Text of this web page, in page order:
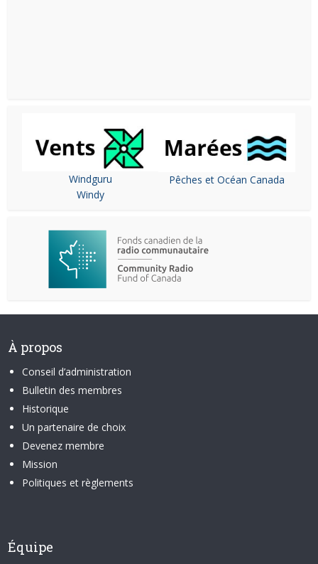
Windguru
Windy
Pêches et Océan Canada
À propos
Conseil d’administration
Bulletin des membres
Historique
Un partenaire de choix
Devenez membre
Mission
Politiques et règlements
Équipe